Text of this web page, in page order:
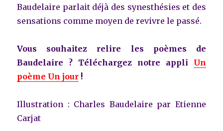
Baudelaire parlait déjà des synesthésies et des
sensations comme moyen de revivre le passé.
Vous souhaitez relire les poèmes de
Baudelaire ? Téléchargez notre appli Un
poème Un jour !
Illustration : Charles Baudelaire par Etienne
Carjat